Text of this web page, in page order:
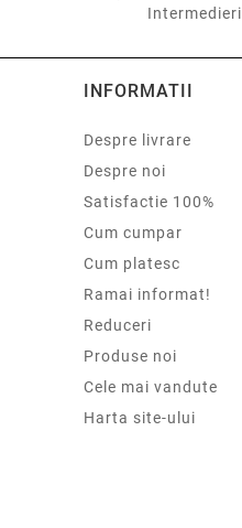
INFORMATII
Despre livrare
Despre noi
Satisfactie 100%
Cum cumpar
Cum platesc
Ramai informat!
Reduceri
Produse noi
Cele mai vandute
Harta site-ului